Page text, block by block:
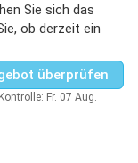
Sie sich das
ob derzeit ein
überprüfen
Fr. 07 Aug.